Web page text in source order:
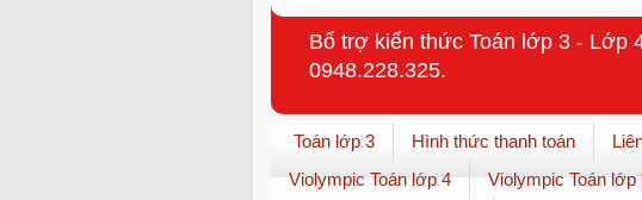
Bổ trợ kiến thức Toán lớp 3 - Lớp
0948.228.325.
Toán lớp 3 Hình thức thanh toán
Violympic Toán lớp 4
Violympic Toán lớp